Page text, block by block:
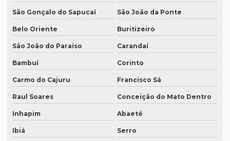
São Gonçalo do Sapucaí São João da Ponte
Belo Oriente Buritizeiro
São João do Paraíso Carandaí
Bambuí Corinto
Carmo do Cajuru Francisco Sá
Raul Soares Conceição do Mato Dentro
Inhapim Abaeté
Ibiá Serro